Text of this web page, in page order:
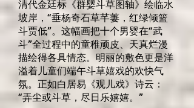
清代金廷标《群婴斗草图轴》绘临水
坡岸，“垂杨奇石草芊萋，红绿倾篮
斗贾低”。这幅画把十个男婴在“武
斗”全过程中的童稚顽皮、天真烂漫
描绘得各具情态。明丽的敷色更是洋
溢着儿童们端午斗草嬉戏的欢快气
氛。正如白居易《观儿戏》诗云：
“弄尘或斗草，尽日乐嬉嬉。”